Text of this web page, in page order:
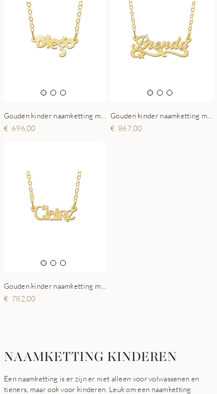
696,00
867,00
782,00
NAAMKETTING KINDEREN
Een naamketting is er zijn er niet alleen voor volwassenen en
tieners, maar ook voor kinderen. Leuk om een naamketting